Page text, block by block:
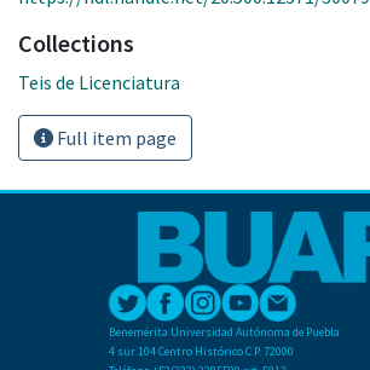
Collections
Teis de Licenciatura
Full item page
Benemérita Universidad Autónoma de Puebla
4 sur 104 Centro Histórico C.P. 72000